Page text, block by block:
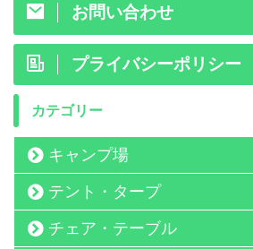
お問い合わせ
プライバシーポリシー
カテゴリー
キャンプ場
テント・タープ
チェア・テーブル